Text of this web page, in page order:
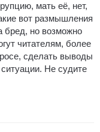
мать её, нет,
вот размышления
но возможно
читателям, более
сделать выводы
Не судите